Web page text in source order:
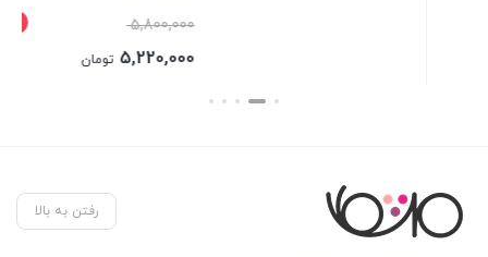
برای قیمت تماس بگیرید
بستن
رفتن به بالا